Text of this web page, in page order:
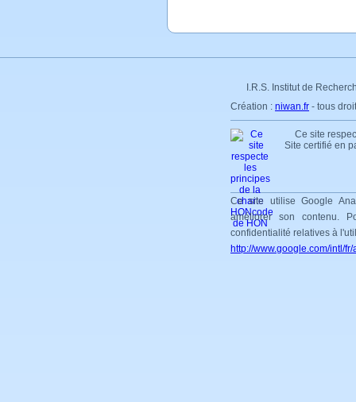
I.R.S. Institut de
Création : niwan.fr - tous
Ce site
Site certifié en
Ce site utilise Google
améliorer son contenu.
confidentialité relatives à
http://www.google.com/intl/